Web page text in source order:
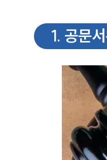
1. 공문